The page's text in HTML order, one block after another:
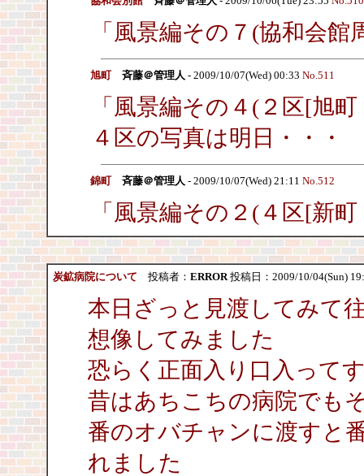
「風景編その７(協和会館
旭町 斉藤＠管理人 - 2009/10/07(Wed) 00:33 No.511
「風景編その４(２区[旭
４区の写真は明日・・・
錦町 斉藤＠管理人 - 2009/10/07(Wed) 21:11 No.512
「風景編その２(４区[新
炭鉱病院について 投稿者： ERROR投稿日：2009/10/04(Sun)
本日ざっと見渡してみて
想像してみました
恐らく正面入り口入って
昔はあちこちの病院でも
番のオバチャンに渡すと
れました